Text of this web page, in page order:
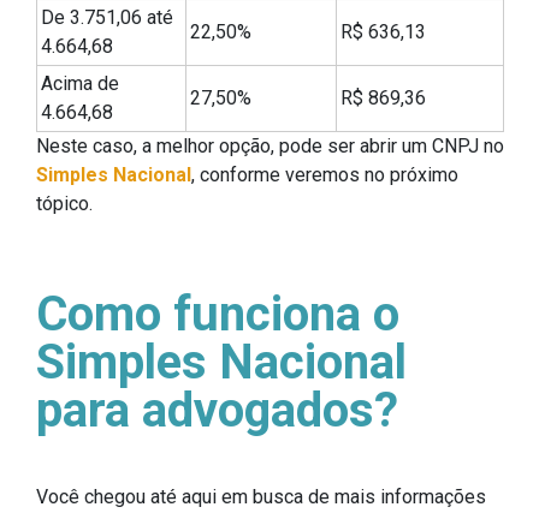
De 3.751,06 até
4.664,68
22,50% R$ 636,13
Acima de
4.664,68
27,50% R$ 869,36
Neste caso, a melhor opção, pode ser abrir um CNPJ no
Simples Nacional, conforme veremos no próximo
tópico.
Como funciona o
Simples Nacional
para advogados?
Você chegou até aqui em busca de mais informações